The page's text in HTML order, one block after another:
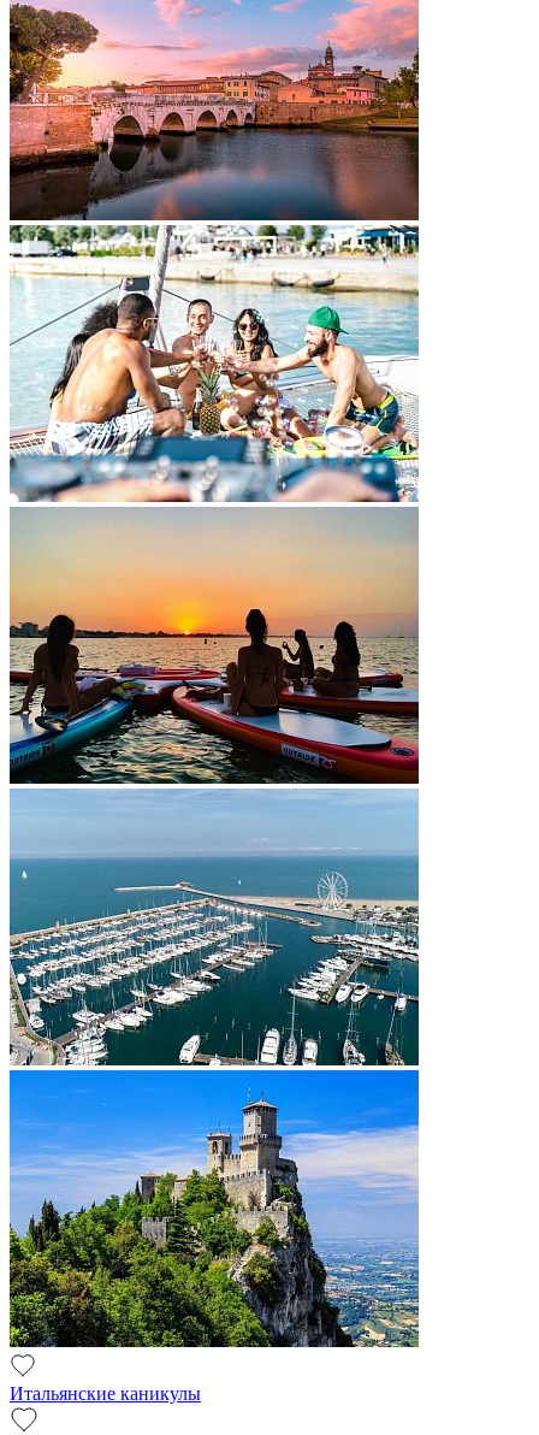
Итальянские каникулы